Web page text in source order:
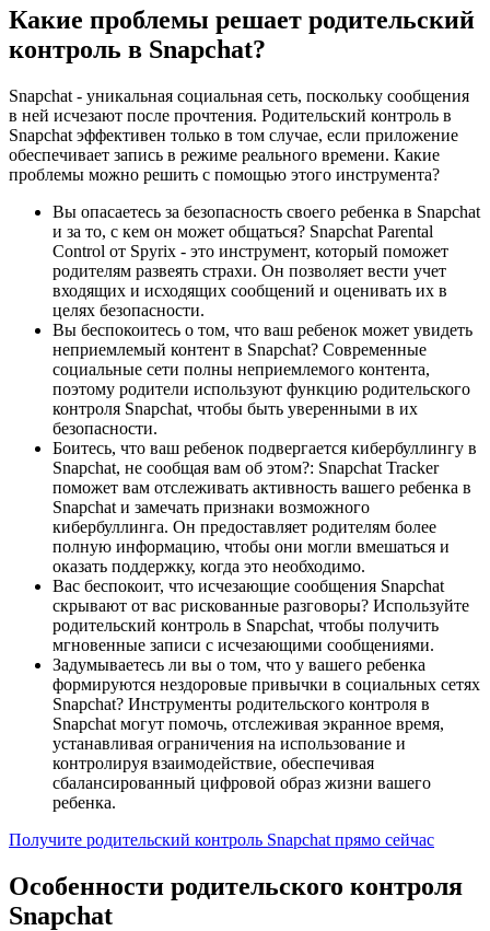
Какие проблемы решает родительский
контроль в Snapchat?
Snapchat - уникальная социальная сеть, поскольку сообщения
в ней исчезают после прочтения. Родительский контроль в
Snapchat эффективен только в том случае, если приложение
обеспечивает запись в режиме реального времени. Какие
проблемы можно решить с помощью этого инструмента?
Вы опасаетесь за безопасность своего ребенка в Snapchat
и за то, с кем он может общаться? Snapchat Parental
Control от Spyrix - это инструмент, который поможет
родителям развеять страхи. Он позволяет вести учет
входящих и исходящих сообщений и оценивать их в
целях безопасности.
Вы беспокоитесь о том, что ваш ребенок может увидеть
неприемлемый контент в Snapchat? Современные
социальные сети полны неприемлемого контента,
поэтому родители используют функцию родительского
контроля Snapchat, чтобы быть уверенными в их
безопасности.
Боитесь, что ваш ребенок подвергается кибербуллингу в
Snapchat, не сообщая вам об этом?: Snapchat Tracker
поможет вам отслеживать активность вашего ребенка в
Snapchat и замечать признаки возможного
кибербуллинга. Он предоставляет родителям более
полную информацию, чтобы они могли вмешаться и
оказать поддержку, когда это необходимо.
Вас беспокоит, что исчезающие сообщения Snapchat
скрывают от вас рискованные разговоры? Используйте
родительский контроль в Snapchat, чтобы получить
мгновенные записи с исчезающими сообщениями.
Задумываетесь ли вы о том, что у вашего ребенка
формируются нездоровые привычки в социальных сетях
Snapchat? Инструменты родительского контроля в
Snapchat могут помочь, отслеживая экранное время,
устанавливая ограничения на использование и
контролируя взаимодействие, обеспечивая
сбалансированный цифровой образ жизни вашего
ребенка.
Получите родительский контроль Snapchat прямо сейчас
Особенности родительского контроля
Snapchat